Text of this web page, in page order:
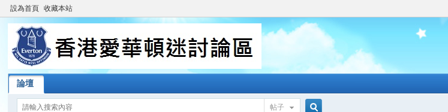
設為首頁 收藏本站
論壇
帖子